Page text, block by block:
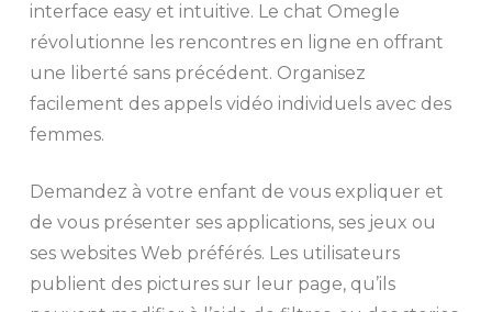
interface easy et intuitive. Le chat Omegle
révolutionne les rencontres en ligne en offrant
une liberté sans précédent. Organisez
facilement des appels vidéo individuels avec des
femmes.
Demandez à votre enfant de vous expliquer et
de vous présenter ses applications, ses jeux ou
ses websites Web préférés. Les utilisateurs
publient des pictures sur leur page, qu’ils